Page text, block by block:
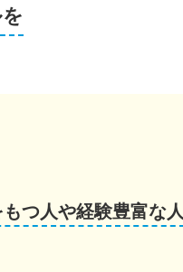
つ人や経験豊富な人